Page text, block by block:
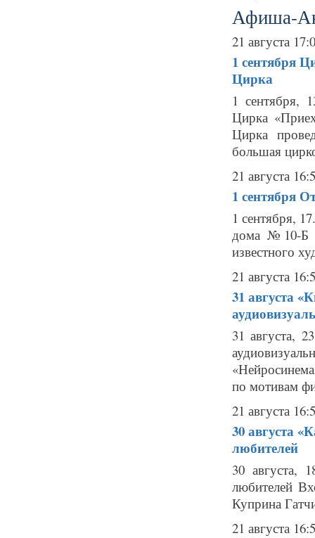
Афиша-
21 августа
1 сентября
Цирка
1 сентября,
Цирка
Цирка
большая
21 августа
1 сентября
1 сентября,
дома №10-Б
известного
21 августа
31 августа
31 августа,
по мотивам
21 августа
30 августа
любителей
30 августа,
любителей
Куприна
21 августа